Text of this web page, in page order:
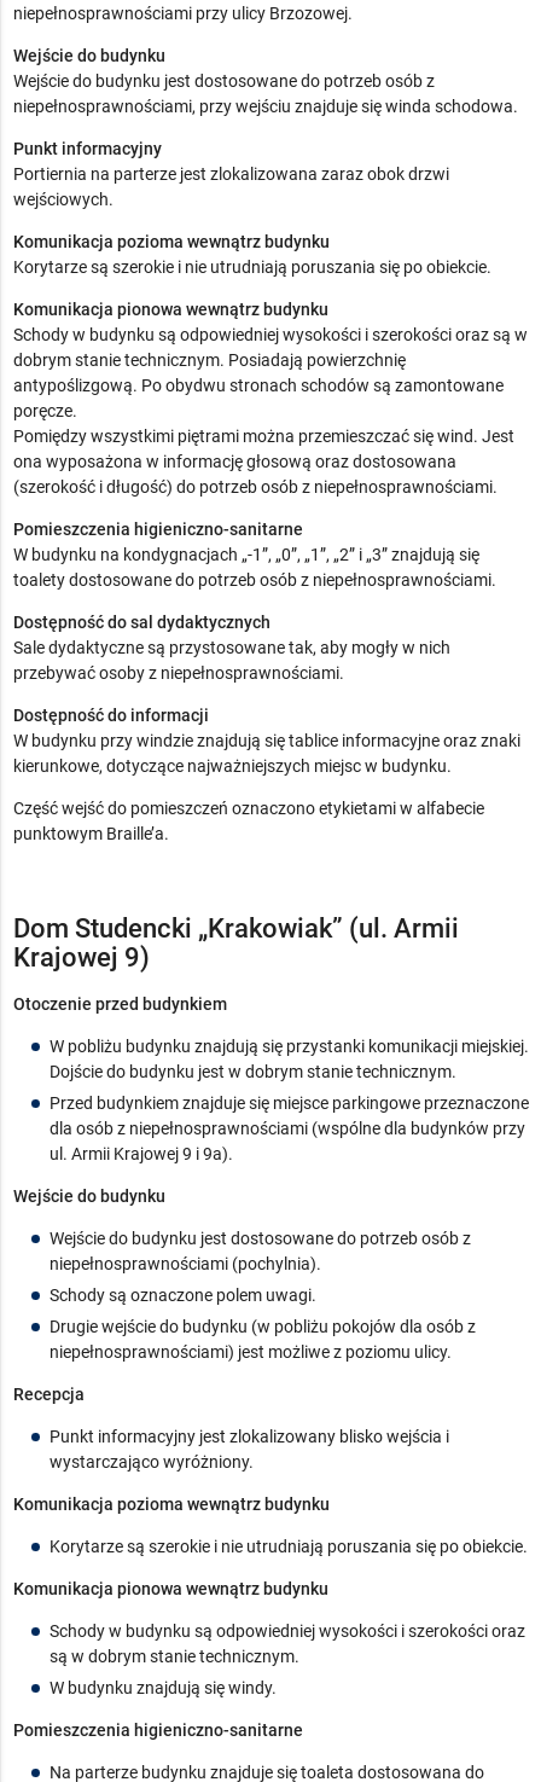
niepełnosprawnościami przy ulicy Brzozowej.
Wejście do budynku
Wejście do budynku jest dostosowane do potrzeb osób z
niepełnosprawnościami, przy wejściu znajduje się winda schodowa.
Punkt informacyjny
Portiernia na parterze jest zlokalizowana zaraz obok drzwi
wejściowych.
Komunikacja pozioma wewnątrz budynku
Korytarze są szerokie i nie utrudniają poruszania się po obiekcie.
Komunikacja pionowa wewnątrz budynku
Schody w budynku są odpowiedniej wysokości i szerokości oraz są w
dobrym stanie technicznym. Posiadają powierzchnię
antypoślizgową. Po obydwu stronach schodów są zamontowane
poręcze.
Pomiędzy wszystkimi piętrami można przemieszczać się wind. Jest
ona wyposażona w informację głosową oraz dostosowana
(szerokość i długość) do potrzeb osób z niepełnosprawnościami.
Pomieszczenia higieniczno-sanitarne
W budynku na kondygnacjach „-1”, „0”, „1”, „2” i „3” znajdują się
toalety dostosowane do potrzeb osób z niepełnosprawnościami.
Dostępność do sal dydaktycznych
Sale dydaktyczne są przystosowane tak, aby mogły w nich
przebywać osoby z niepełnosprawnościami.
Dostępność do informacji
W budynku przy windzie znajdują się tablice informacyjne oraz znaki
kierunkowe, dotyczące najważniejszych miejsc w budynku.
Część wejść do pomieszczeń oznaczono etykietami w alfabecie
punktowym Braille’a.
Dom Studencki „Krakowiak” (ul. Armii
Krajowej 9)
Otoczenie przed budynkiem
W pobliżu budynku znajdują się przystanki komunikacji miejskiej.
Dojście do budynku jest w dobrym stanie technicznym.
Przed budynkiem znajduje się miejsce parkingowe przeznaczone
dla osób z niepełnosprawnościami (wspólne dla budynków przy
ul. Armii Krajowej 9 i 9a).
Wejście do budynku
Wejście do budynku jest dostosowane do potrzeb osób z
niepełnosprawnościami (pochylnia).
Schody są oznaczone polem uwagi.
Drugie wejście do budynku (w pobliżu pokojów dla osób z
niepełnosprawnościami) jest możliwe z poziomu ulicy.
Recepcja
Punkt informacyjny jest zlokalizowany blisko wejścia i
wystarczająco wyróżniony.
Komunikacja pozioma wewnątrz budynku
Korytarze są szerokie i nie utrudniają poruszania się po obiekcie.
Komunikacja pionowa wewnątrz budynku
Schody w budynku są odpowiedniej wysokości i szerokości oraz
są w dobrym stanie technicznym.
W budynku znajdują się windy.
Pomieszczenia higieniczno-sanitarne
Na parterze budynku znajduje się toaleta dostosowana do